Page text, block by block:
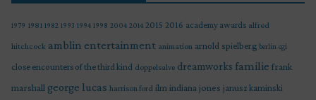
1979 1981 1982 1993 1994 1998 2004 2014 2015 2016 academy awards alfred
hitchcock amblin entertainment animation arnold spielberg berlin cgi
close encounters of the third kind doppelsalve dreamworks familie frank
marshall george lucas harrison ford ilm indiana jones janusz kaminski